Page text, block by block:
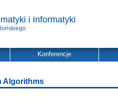
i Informatyki
Konferencje
Algorithms